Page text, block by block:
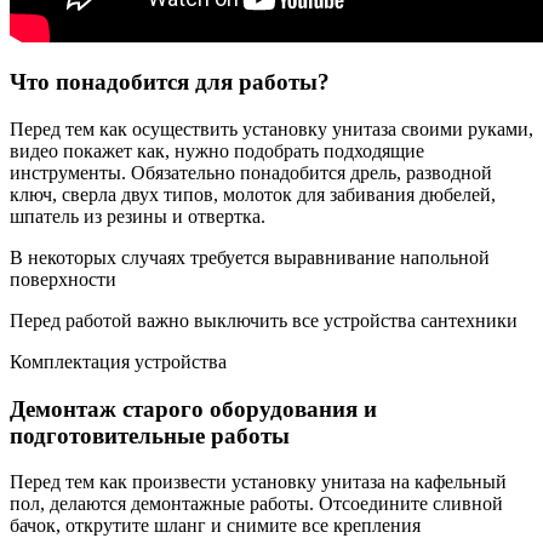
Что понадобится для работы?
Перед тем как осуществить установку унитаза своими руками,
видео покажет как, нужно подобрать подходящие
инструменты. Обязательно понадобится дрель, разводной
ключ, сверла двух типов, молоток для забивания дюбелей,
шпатель из резины и отвертка.
В некоторых случаях требуется выравнивание напольной
поверхности
Перед работой важно выключить все устройства сантехники
Комплектация устройства
Демонтаж старого оборудования и
подготовительные работы
Перед тем как произвести установку унитаза на кафельный
пол, делаются демонтажные работы. Отсоедините сливной
бачок, открутите шланг и снимите все крепления